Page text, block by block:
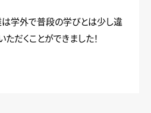
学外で普段の学びとは少し違
だくことができました！